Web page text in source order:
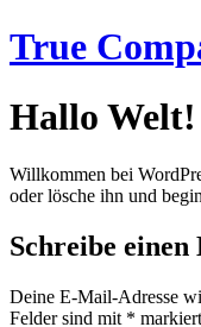
Zum
Inhalt
True
Hallo Welt!
Willkommen bei
oder lösche ihn und
Schreibe
Deine E-Mail-Adresse
Felder sind mit * markiert